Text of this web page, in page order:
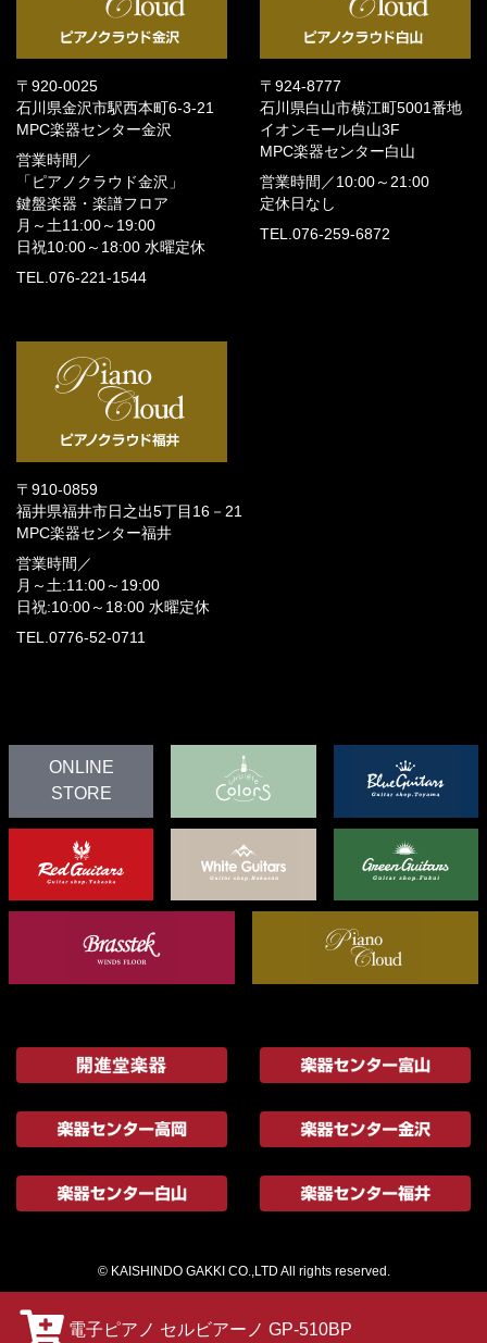
電子ピアノ セルビアーノ GP-510BP
〒920-0025
石川県金沢市駅西本町6-3-21
MPC楽器センター金沢
営業時間／
「ピアノクラウド金沢」
鍵盤楽器・楽譜フロア
月～土11:00～19:00
日祝10:00～18:00 水曜定休
TEL.076-221-1544
〒924-8777
石川県白山市横江町5001番地
イオンモール白山3F
MPC楽器センター白山
営業時間／ 10:00～21:00
定休日なし
TEL.076-259-6872
〒910-0859
福井県福井市日之出5丁目16－21
MPC楽器センター福井
営業時間／
月～土:11:00～19:00
日祝:10:00～18:00 水曜定休
TEL.0776-52-0711
ONLINE
STORE
© KAISHINDO GAKKI CO.,LTD All rights reserved.